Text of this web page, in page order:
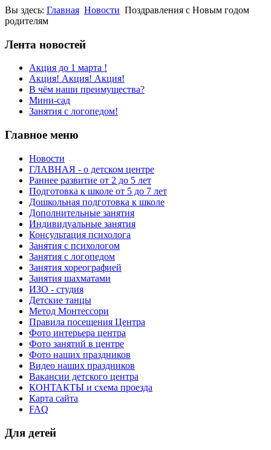
Вы здесь: Главная Новости Поздравления с Новым годом
родителям
Лента новостей
Акция до 1 марта !
Акция! Акция! Акция!
В чём наши преимущества?
Мини-сад
Занятия с логопедом!
Главное меню
Новости
ГЛАВНАЯ - о детском центре
Раннее развитие от 2 до 5 лет
Подготовка к школе от 5 до 7 лет
Дошкольная подготовка к школе
Дополнительные занятия
Индивидуальные занятия
Консультация психолога
Занятия с психологом
Занятия с логопедом
Занятия хореографией
Занятия шахматами
ИЗО - студия
Детские танцы
Метод Монтессори
Правила посещения Центра
Фото интерьера центра
Фото занятий в центре
Фото наших праздников
Видео наших праздников
Вакансии детского центра
КОНТАКТЫ и схема проезда
Карта сайта
FAQ
Для детей